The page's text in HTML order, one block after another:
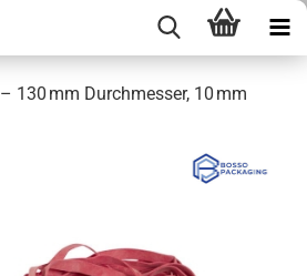
130 mm Durchmesser, 10 mm